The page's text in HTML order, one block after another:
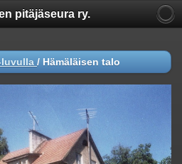
pitäjäseura ry.
luvulla / Hämäläisen talo